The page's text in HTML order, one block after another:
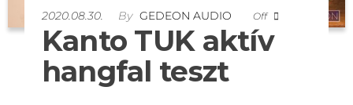
2020.08.30. By GEDEON AUDIO Off
Kanto TUK aktív
hangfal teszt